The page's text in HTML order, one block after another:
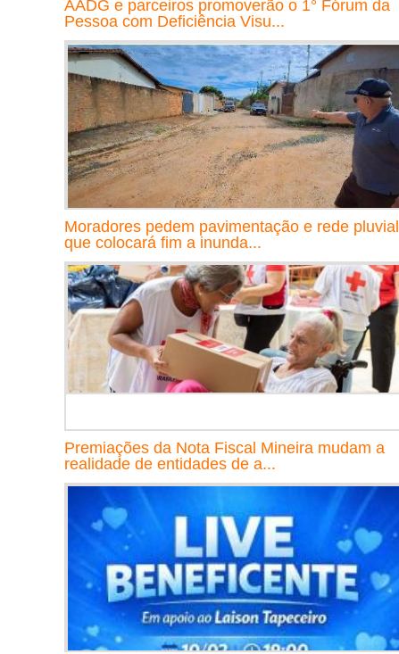
AADG e parceiros promoverão o 1° Fórum da
Pessoa com Deficiência Visu...
Moradores pedem pavimentação e rede pluvial
que colocará fim a inunda...
Premiações da Nota Fiscal Mineira mudam a
realidade de entidades de a...